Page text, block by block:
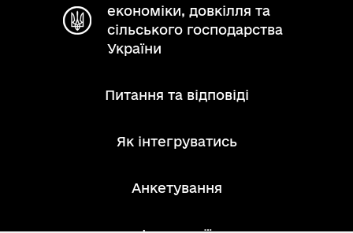
економіки, довкілля та
сільського господарства
України
Питання та відповіді
Як інтегруватись
Анкетування